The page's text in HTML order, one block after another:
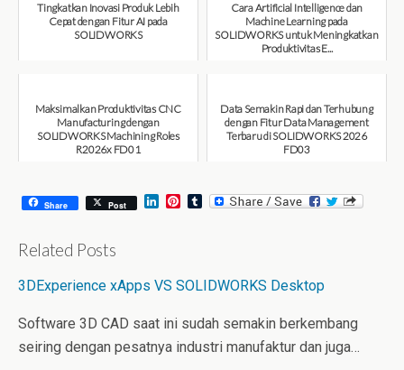
Tingkatkan Inovasi Produk Lebih
Cepat dengan Fitur AI pada
SOLIDWORKS
Cara Artificial Intelligence dan
Machine Learning pada
SOLIDWORKS untuk Meningkatkan
Produktivitas E...
Maksimalkan Produktivitas CNC
Manufacturing dengan
SOLIDWORKS Machining Roles
R2026x FD01
Data Semakin Rapi dan Terhubung
dengan Fitur Data Management
Terbaru di SOLIDWORKS 2026
FD03
Share Post
L
I
P
e
t
T
Related Posts
3DExperience xApps VS SOLIDWORKS Desktop
Software 3D CAD saat ini sudah semakin berkembang
seiring dengan pesatnya industri manufaktur dan juga…